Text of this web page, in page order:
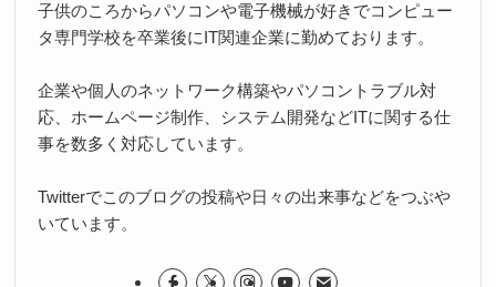
子供のころからパソコンや電子機械が好きでコンピュー
タ専門学校を卒業後にIT関連企業に勤めております。
企業や個人のネットワーク構築やパソコントラブル対
応、ホームページ制作、システム開発などITに関する仕
事を数多く対応しています。
Twitterでこのブログの投稿や日々の出来事などをつぶや
いています。